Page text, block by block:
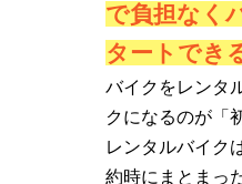
で負担なく
タートでき
バイクをレンタ
クになるのが「
レンタルバイク
約時にまとまっ